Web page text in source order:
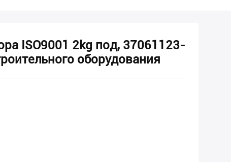
ISO9001 2kg под, 37061123-
оборудования